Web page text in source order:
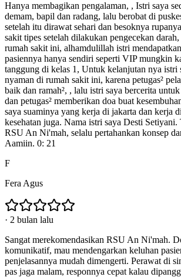
Hanya membagikan pengalaman, , Istri saya
demam, bapil dan radang, lalu berobat di
setelah itu dirawat sehari dan besoknya
sakit tipes setelah dilakukan pengecekan
rumah sakit ini, alhamdulillah istri
pasiennya hanya sendiri seperti VIP mungkin
tanggung di kelas 1, Untuk kelanjutan nya istri
nyaman di rumah sakit ini, karena petugas²
baik dan ramah², , lalu istri saya bercerita
dan petugas² memberikan doa buat
saya suaminya yang kerja di jakarta dan kerja
kesehatan juga. Nama istri saya Desti
RSU An Ni'mah, selalu pertahankan konsep
Aamiin. 0: 21
F
Fera Agus
· 2 bulan lalu
Sangat merekomendasikan RSU An Ni'mah.
komunikatif, mau mendengarkan keluhan
penjelasannya mudah dimengerti. Perawat di
pas jaga malam, responnya cepat kalau